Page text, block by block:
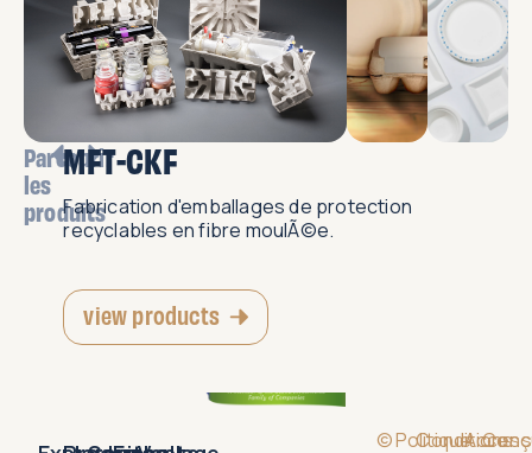
Parcourir
les
produits
MFT-CKF
Fabrication d'emballages de protection
recyclables en fibre moulÃ©e.
view products
©Politique
Conditions